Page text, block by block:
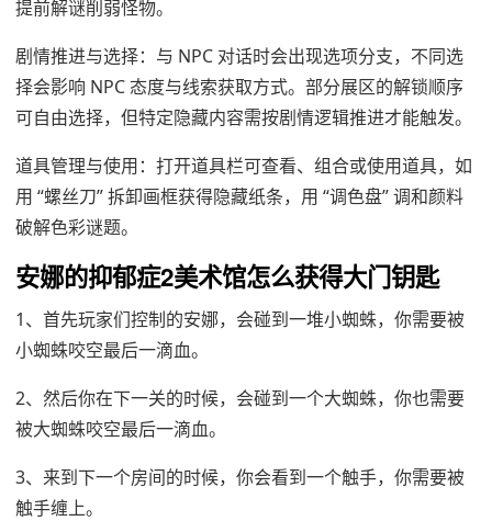
提前解谜削弱怪物。
剧情推进与选择：与 NPC 对话时会出现选项分支，不同选
择会影响 NPC 态度与线索获取方式。部分展区的解锁顺序
可自由选择，但特定隐藏内容需按剧情逻辑推进才能触发。
道具管理与使用：打开道具栏可查看、组合或使用道具，如
用 “螺丝刀” 拆卸画框获得隐藏纸条，用 “调色盘” 调和颜料
破解色彩谜题。
安娜的抑郁症2美术馆怎么获得大门钥匙
1、首先玩家们控制的安娜，会碰到一堆小蜘蛛，你需要被
小蜘蛛咬空最后一滴血。
2、然后你在下一关的时候，会碰到一个大蜘蛛，你也需要
被大蜘蛛咬空最后一滴血。
3、来到下一个房间的时候，你会看到一个触手，你需要被
触手缠上。